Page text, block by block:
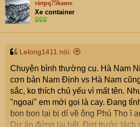
vietpq75hanes
Xe container
Lelong1411 nói:
Chuyện bình thường cụ. Hà Nam
cơn bản Nam Định vs Hà Nam
sắc, ko thích chủ yếu vì mất tên.
"ngoại" em mới gọi là cay. Đang
bon bon lại bị dí về ông Phú Thọ ì
Dự án đứng lại hết. Đợt trước tách